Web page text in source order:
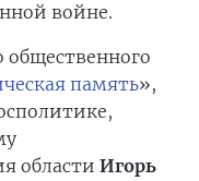
войне.
общественного
память»,
области Игорь